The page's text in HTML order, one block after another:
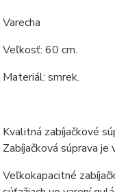
Varecha
Veľkosť: 60 cm.
Materiál: smrek.
Kvalitná zabíjačkové
Zabíjačková súprava je
Veľkokapacitné